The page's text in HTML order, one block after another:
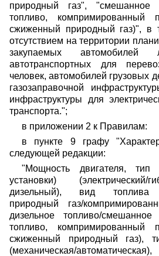
природный газ", "смешанное
топливо, компримированный
сжиженный природный газ)", в
отсутствием на территории
закупаемых автомобилей
автотранспортных для
человек, автомобилей грузовых
газозаправочной
инфраструктуры для
транспорта.";
в приложении 2 к Правилам:
в пункте 9 графу
следующей редакции:
"Мощность двигателя, тип
установки) (электрический/
дизельный), вид топлива
природный газ/
дизельное топливо/
топливо, компримированный
сжиженный природный газ),
(механическая/